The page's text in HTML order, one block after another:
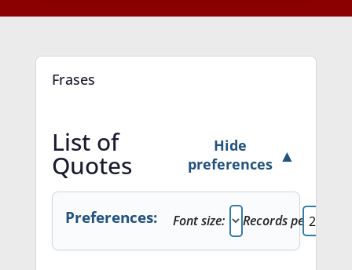
Frases
List of
Quotes
Hide
preferences ▲
Preferences: Font size: Records per page: